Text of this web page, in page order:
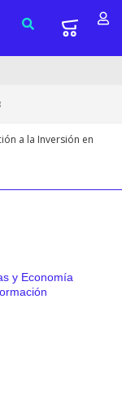
a la Inversión en
y Economía